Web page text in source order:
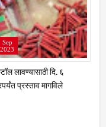
25 टक्के मर्यादेपर्यंत शेतकऱ्यांना
रक्कम देण्यासाठी जिल्हाधिकाऱ्यांचे
21
Sep
2023